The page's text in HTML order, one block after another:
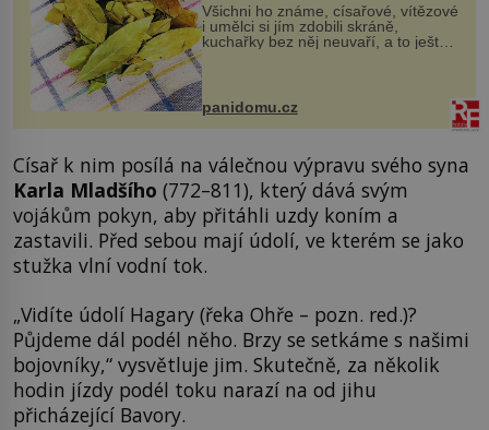
Všichni ho známe, císařové, vítězové
i umělci si jím zdobili skráně,
kuchařky bez něj neuvaří, a to ještě
nevíte, že bobkový list může výrazně
zmírnit některé naše neduhy.
Obsahuje v malém množství ně...
panidomu.cz
Císař k nim posílá na válečnou výpravu svého syna
Karla Mladšího (772–811), který dává svým
vojákům pokyn, aby přitáhli uzdy koním a
zastavili. Před sebou mají údolí, ve kterém se jako
stužka vlní vodní tok.
„Vidíte údolí Hagary (řeka Ohře – pozn. red.)?
Půjdeme dál podél něho. Brzy se setkáme s našimi
bojovníky,“ vysvětluje jim. Skutečně, za několik
hodin jízdy podél toku narazí na od jihu
přicházející Bavory.